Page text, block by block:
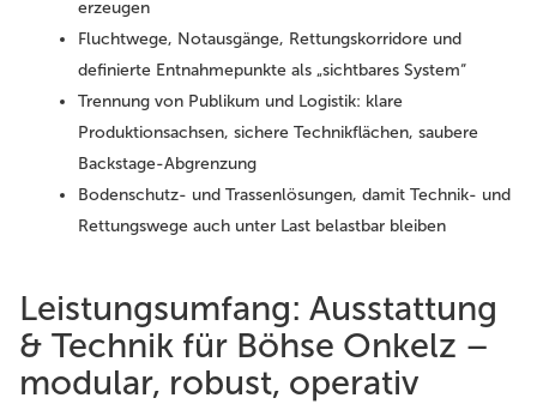
erzeugen
Fluchtwege, Notausgänge, Rettungskorridore und
definierte Entnahmepunkte als „sichtbares System“
Trennung von Publikum und Logistik: klare
Produktionsachsen, sichere Technikflächen, saubere
Backstage-Abgrenzung
Bodenschutz- und Trassenlösungen, damit Technik- und
Rettungswege auch unter Last belastbar bleiben
Leistungsumfang: Ausstattung
& Technik für Böhse Onkelz –
modular, robust, operativ